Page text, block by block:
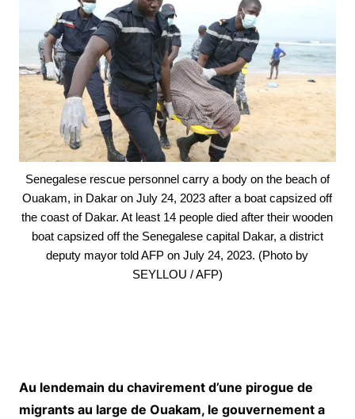
Senegalese rescue personnel carry a body on the beach of
Ouakam, in Dakar on July 24, 2023 after a boat capsized off
the coast of Dakar. At least 14 people died after their wooden
boat capsized off the Senegalese capital Dakar, a district
deputy mayor told AFP on July 24, 2023. (Photo by
SEYLLOU / AFP)
Au lendemain du chavirement d’une pirogue de
migrants au large de Ouakam, le gouvernement a